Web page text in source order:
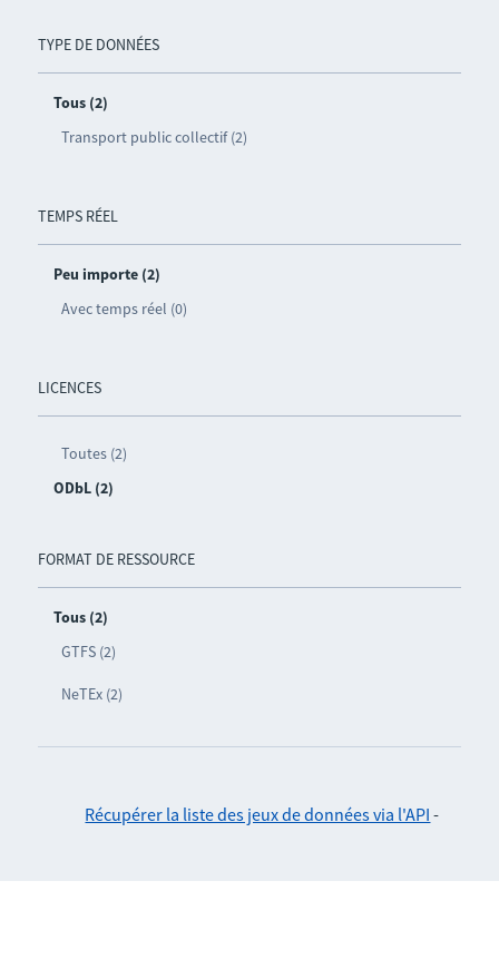
TYPE DE DONNÉES
Tous (2)
Transport public collectif (2)
TEMPS RÉEL
Peu importe (2)
Avec temps réel (0)
LICENCES
Toutes (2)
ODbL (2)
FORMAT DE RESSOURCE
Tous (2)
GTFS (2)
NeTEx (2)
Récupérer la liste des jeux de données via l'API -